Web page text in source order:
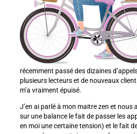
récemment passé des dizaines
plusieurs lecteurs et de nouveaux
m’a vraiment épuisé.
J’en ai parlé à mon maitre zen et nous
sur une balance le fait de passer les
en moi une certaine tension) et le fait